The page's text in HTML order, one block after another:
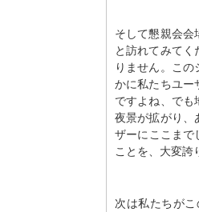
そして懇親会会
と訪れてみて
りません。こ
かに私たちユー
ですよね、でも
夜景が拡がり、
ザーにここまで
ことを、大変誇
次は私たちが